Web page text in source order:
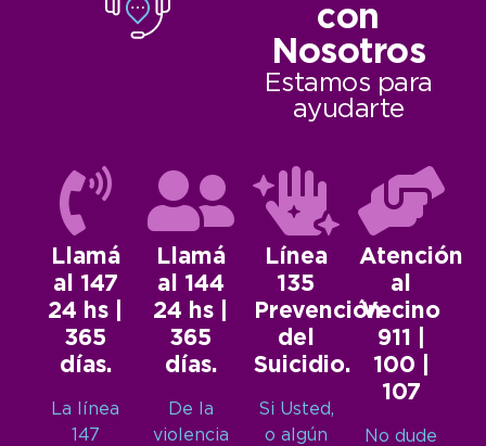
con
Nosotros
Estamos para
ayudarte
Llamá
al 147
24 hs |
365
días.
La línea
147
Llamá
al 144
24 hs |
365
días.
De la
violencia
Línea
135
Prevención
del
Suicidio.
Si Usted,
o algún
Atención
al
Vecino
911 |
100 |
107
No dude